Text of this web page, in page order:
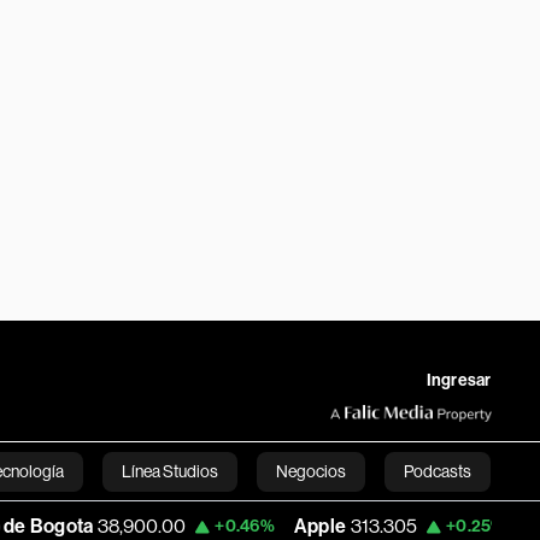
Ingresar
Línea Studios Negocios Podcasts
English+0.46% Apple 313.305 +0.25% USD COP